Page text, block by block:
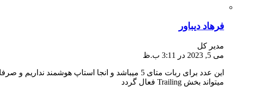
فرهاد دیباور
مدیر کل
می 5, 2023 در 3:11 ب.ظ
میتواند بخش Trailing فعال گردد